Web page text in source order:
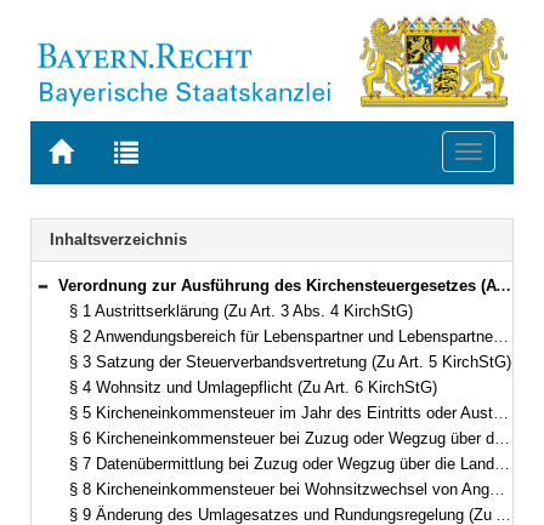
Zur
BAYERN.RECHT
Zur
letzten
Suche
Toggle
Navigation
Inhaltsverzeichnis
Bereich reduzieren
Verordnung zur Ausführung des Kirchensteuergesetzes (AVKirchStG) Vom 15. März 1967 (BayRS IV S. 215) BayRS 2220-4-1-F/K (§§ 1–21)
§ 1 Austrittserklärung (Zu Art. 3 Abs. 4 KirchStG)
§ 2 Anwendungsbereich für Lebenspartner und Lebenspartnerschaften (Zu Art. 3 Abs. 5 KirchStG)
§ 3 Satzung der Steuerverbandsvertretung (Zu Art. 5 KirchStG)
§ 4 Wohnsitz und Umlagepflicht (Zu Art. 6 KirchStG)
§ 5 Kircheneinkommensteuer im Jahr des Eintritts oder Austritts (Zu Art. 6 KirchStG)
§ 6 Kircheneinkommensteuer bei Zuzug oder Wegzug über die Landesgrenze (Zu Art. 6 KirchStG)
§ 7 Datenübermittlung bei Zuzug oder Wegzug über die Landesgrenze (Zu Art. 6 KirchStG)
§ 8 Kircheneinkommensteuer bei Wohnsitzwechsel von Angehörigen der Römisch-Katholischen Kirche (Zu Art. 6 KirchStG)
§ 9 Änderung des Umlagesatzes und Rundungsregelung (Zu Art. 8 KirchStG)